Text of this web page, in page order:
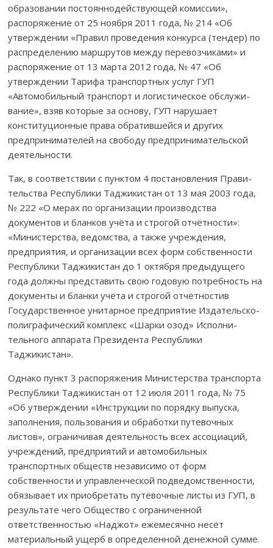
образовании постояннодействующей комиссии»,
распоряжение от 25 ноября 2011 года, № 214 «Об
утверж­де­нии «Правил проведения конкурса (тендер) по
распределению марш­рутов между перевозчиками» и
распоряжение от 13 марта 2012 года, № 47 «Об
утверждении Тарифа транспортных услуг ГУП
«Автомобильный транспорт и логистическое обслу­жи­
вание», взяв которые за основу, ГУП нарушает
конституционные права обратившейся и других
предприни­мателей на свободу предпринимательской
деятельности.
Так, в соответствии с пунктом 4 постановления Прави­
тель­ства Республики Таджикистан от 13 мая 2003 года,
№ 222 «О мерах по организации производства
документов и бланков учёта и строгой отчётности»:
«Министерства, ведомства, а также учреждения,
предприятия, и организации всех форм собственности
Республики Таджикистан до 1 октября предыдущего
года должны представить свою годовую потреб­ность на
документы и бланки учёта и строгой отчётностив
Государ­ствен­ное унитарное предприятие Издательско-
полиграфичес­кий ком­плекс «Шарки озод» Исполни­
тельного аппарата Президента Республики
Таджикистан».
Однако пункт 3 распоряжения Министерства транспорта
Респуб­лики Таджикистан от 12 июля 2011 года, № 75
«Об утверждении «Ин­струк­ции по порядку выпуска,
запол­нения, пользования и обработки путе­вочных
листов», ограничивая деятельность всех ассоциаций,
учреж­де­ний, предприятий и автомобильных
транспортных обществ незави­симо от форм
собственности и управленческой подведомственности,
обязы­вает их приобретать путёвочные листы из ГУП, в
результате чего Общество с ограниченной
ответственностью «Наджот» ежемесячно несёт
материаль­ный ущерб в определенной денежной сумме.